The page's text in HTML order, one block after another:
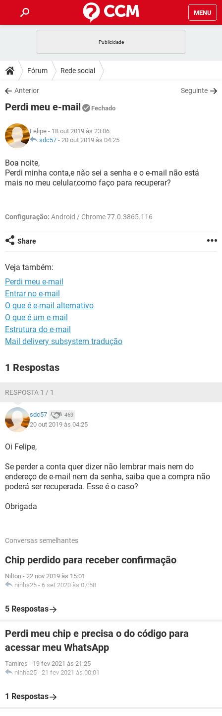
MENU
CELULAR
OUTLOOK
INSTAGRAM
GUIA DE COMPRAS
DICAS
JOGOS
INSTAGRAM
GUIA DE COMPRAS
DOWNLOADS
JOGOS
CELULAR
OUTLOOK EXCEL
INSTAGRAM
GUIA DE COMPRAS
JOGOS
CELULAR
OUTLOOK
INSTAGRAM GMAIL
GLOSSÁRIO
CELULAR FACEBOOK
Fórum Rede social
Anterior Seguinte
Perdi meu e-mail Fechado
Felipe - 18 out 2019 às 23:06
sdc57 - 20 out 2019 às 04:25
Boa noite,
Perdi minha conta,e não sei a senha e o e-mail não está
mais no meu celular,como faço para recuperar?
Configuração: Android / Chrome 77.0.3865.116
Share
Veja também:
Perdi meu e-mail
Entrar no e-mail
O que é e-mail alternativo
O que é um e-mail
Estrutura do e-mail
Mail delivery subsystem tradução
1 Respostas
RESPOSTA 1 / 1
sdc57 469
20 out 2019 às 04:25
Oi Felipe,
Se perder a conta quer dizer não lembrar mais nem do
endereço de e-mail nem da senha, saiba que a compra não
poderá ser recuperada. Esse é o caso?
Obrigada
Conversas semelhantes
Chip perdido para receber confirmação
Nilton - 22 nov 2019 às 15:01
ninha25 - 6 set 2020 às 07:58
5 Respostas
Perdi meu chip e precisa o do código para
acessar meu WhatsApp
Tamires - 19 fev 2021 às 21:25
ninha25 - 21 fev 2021 às 00:01
1 Respostas